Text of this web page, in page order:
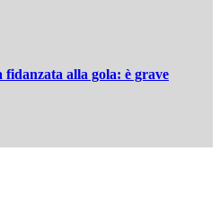
fidanzata alla gola: è grave